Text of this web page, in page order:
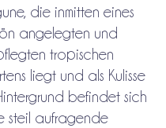
die inmitten eines
angelegten und
tropischen
liegt und als Kulisse
befindet sich
steil aufragende